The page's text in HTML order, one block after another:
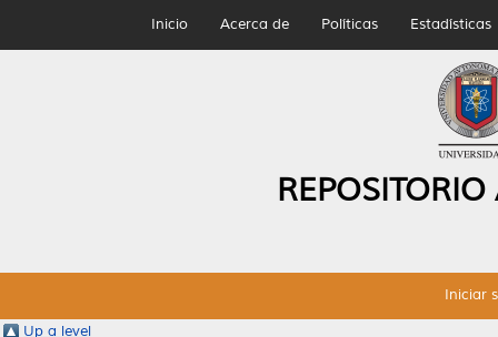
Inicio Acerca de Políticas Estadísticas
Iniciar
Up a level